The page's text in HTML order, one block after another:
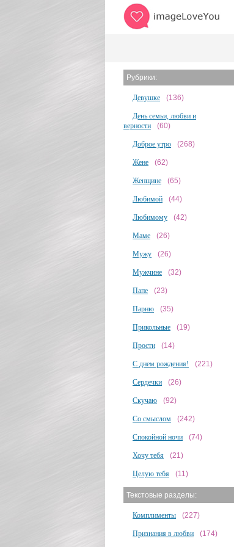
Рубрики:
Девушке (136)
День семьи, любви и
верности
(60)
Доброе утро (268)
Жене (62)
Женщине (65)
Любимой (44)
Любимому (42)
Маме (26)
Мужу (26)
Мужчине (32)
Папе (23)
Парню (35)
Прикольные (19)
Прости (14)
С днем рождения! (221)
Сердечки (26)
Скучаю (92)
Со смыслом (242)
Спокойной ночи (74)
Хочу тебя (21)
Целую тебя (11)
Текстовые разделы:
Комплименты (227)
Признания в любви (174)